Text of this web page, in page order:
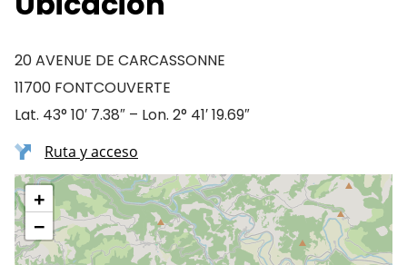
20 AVENUE DE CARCASSONNE
11700 FONTCOUVERTE
Lat. 43° 10′ 7.38″ – Lon. 2° 41′ 19.69″
Ruta y acceso
+
−